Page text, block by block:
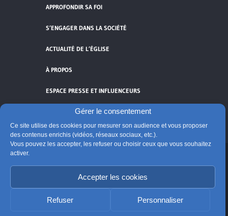
Gérer le consentement
Ce site utilise des cookies pour mesurer son audience et vous proposer
des contenus enrichis (vidéos, réseaux sociaux, etc.).
Vous pouvez les accepter, les refuser ou choisir ceux que vous souhaitez
activer.
Accepter les cookies
Refuser Personnaliser
APPROFONDIR SA FOI
S’ENGAGER DANS LA SOCIÉTÉ
ACTUALITÉ DE L’ÉGLISE
À PROPOS
ESPACE PRESSE ET INFLUENCEURS
Cliquez pour accepter les cookies de
vidéos et réseaux sociaux et activer ce
contenu.
© Église catholique en France
Édité par la Conférence des évêques de France